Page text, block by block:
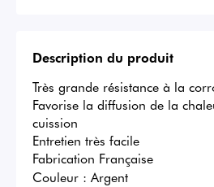
Description du produit
Très grande résistance à la
Favorise la diffusion de la
cuission
Entretien très facile
Fabrication Française
Couleur : Argent